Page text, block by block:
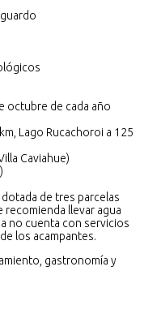
octubre de cada año
Lago Rucachoroi a 125
Caviahue)
de tres parcelas
recomienda llevar agua
no cuenta con servicios
los acampantes.
gastronomía y